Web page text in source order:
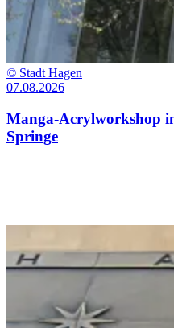
© Stadt Hagen
07.08.2026
Manga-Acrylworkshop
Springe